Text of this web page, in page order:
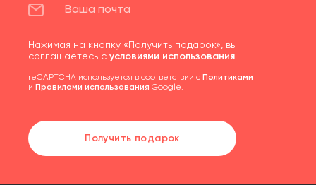
Нажимая на кнопку «Получить подарок», вы
соглашаетесь с условиями использования.
reCAPTCHA используется в соответствии с Политиками
и Правилами использования Google.
Получить подарок